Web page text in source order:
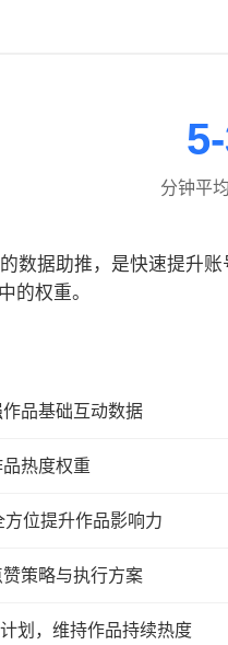
分钟平
数据助推，是快速提升
的权重。
品基础互动数据
热度权重
位提升作品影响力
策略与执行方案
划，维持作品持续热度